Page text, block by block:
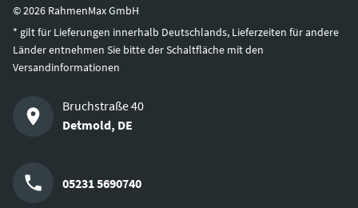
©2026 RahmenMax GmbH
* gilt für Lieferungen innerhalb Deutschlands, Lieferzeiten für andere
Länder entnehmen Sie bitte der Schaltfläche mit den
Versandinformationen
Bruchstraße 40
Detmold, DE
05231 5690740